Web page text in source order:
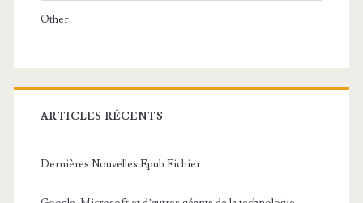
Other
ARTICLES RÉCENTS
Dernières Nouvelles Epub Fichier